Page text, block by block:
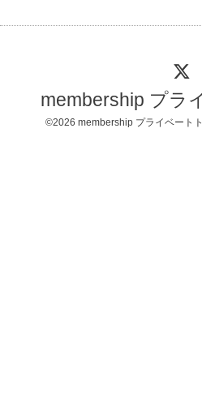
membership プラ
©2026 membership プライベート